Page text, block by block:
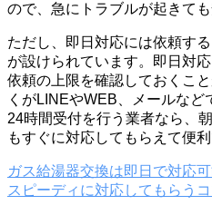
ので、急にトラブルが起きても
ただし、即日対応には依頼す
が設けられています。即日対
依頼の上限を確認しておくこ
くがLINEやWEB、メールなど
24時間受付を行う業者なら、
もすぐに対応してもらえて便利
ガス給湯器交換は即日で対応
スピーディに対応してもらう